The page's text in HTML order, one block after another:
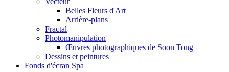
Belles Fleurs d'Art
Arrière-plans
Fractal
Photomanipulation
Œuvres photographiques de Soon Tong
Dessins et peintures
Fonds d'écran Spa